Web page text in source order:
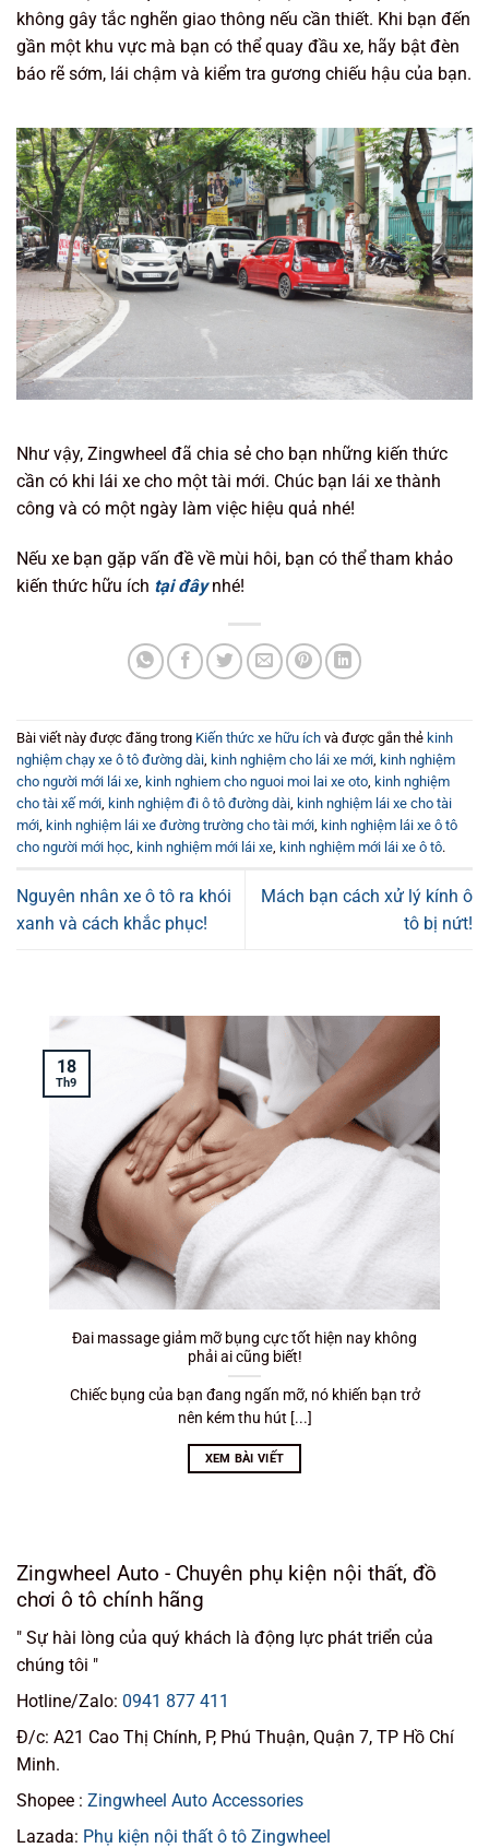
không gây tắc nghẽn giao thông nếu cần thiết. Khi bạn đến
gần một khu vực mà bạn có thể quay đầu xe, hãy bật đèn
báo rẽ sớm, lái chậm và kiểm tra gương chiếu hậu của bạn.
Như vậy, Zingwheel đã chia sẻ cho bạn những kiến thức
cần có khi lái xe cho một tài mới. Chúc bạn lái xe thành
công và có một ngày làm việc hiệu quả nhé!
Nếu xe bạn gặp vấn đề về mùi hôi, bạn có thể tham khảo
kiến thức hữu ích tại đâynhé!
Bài viết này được đăng trong Kiến thức xe hữu ích và được gắn thẻ kinh
nghiệm chạy xe ô tô đường dài, kinh nghiệm cho lái xe mới, kinh nghiệm
cho người mới lái xe, kinh nghiem cho nguoi moi lai xe oto, kinh nghiệm
cho tài xế mới, kinh nghiệm đi ô tô đường dài, kinh nghiệm lái xe cho tài
mới, kinh nghiệm lái xe đường trường cho tài mới, kinh nghiệm lái xe ô tô
cho người mới học, kinh nghiệm mới lái xe, kinh nghiệm mới lái xe ô tô.
Nguyên nhân xe ô tô ra khói
xanh và cách khắc phục!
Mách bạn cách xử lý kính ô
tô bị nứt!
Đai massage giảm mỡ bụng cực tốt hiện nay không
phải ai cũng biết!
Chiếc bụng của bạn đang ngấn mỡ, nó khiến bạn trở
nên kém thu hút [...]
XEM BÀI VIẾT
18
Th9
Zingwheel Auto - Chuyên phụ kiện nội thất, đồ
chơi ô tô chính hãng
" Sự hài lòng của quý khách là động lực phát triển của
chúng tôi "
Hotline/Zalo: 0941 877 411
Đ/c: A21 Cao Thị Chính, P, Phú Thuận, Quận 7, TP Hồ Chí
Minh.
Shopee : Zingwheel Auto Accessories
Lazada: Phụ kiện nội thất ô tô Zingwheel